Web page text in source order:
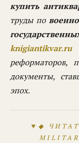
купить
труды по
knigiantikvar.ru
реформаторов,
документы,
эпох.
◆